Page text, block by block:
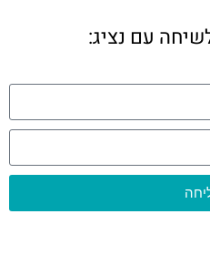
עם נציג: